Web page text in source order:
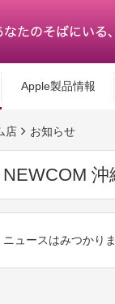
Apple製品情報
店 お知らせ
NEWCOM
ニュースはみつかり